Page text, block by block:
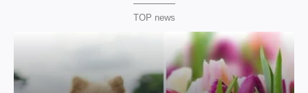
TOP news